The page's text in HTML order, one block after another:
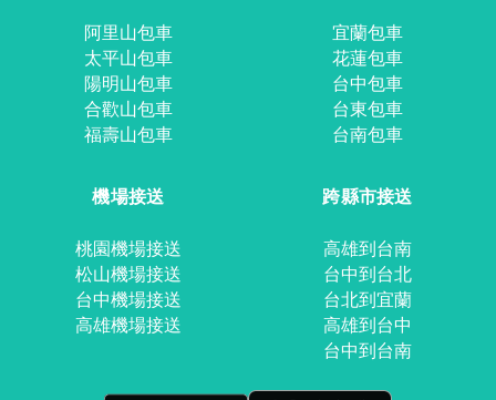
阿里山包車
太平山包車
陽明山包車
合歡山包車
福壽山包車
宜蘭包車
花蓮包車
台中包車
台東包車
台南包車
機場接送
桃園機場接送
松山機場接送
台中機場接送
高雄機場接送
跨縣市接送
高雄到台南
台中到台北
台北到宜蘭
高雄到台中
台中到台南